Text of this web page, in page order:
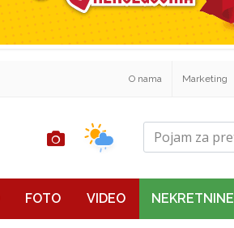
O nama Marketing
FOTO VIDEO NEKRETNINE